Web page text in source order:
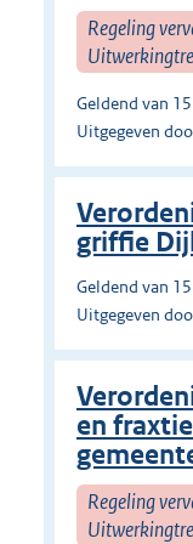
Regeling
Geldend van
Uitgegeven
griffie
Geldend van
Uitgegeven
en
Regeling